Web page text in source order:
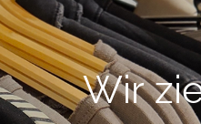
Wir zi